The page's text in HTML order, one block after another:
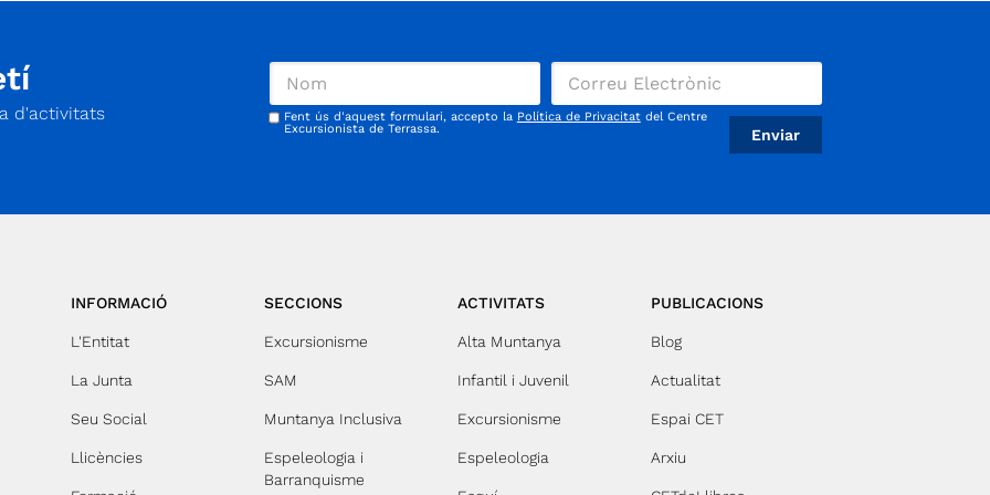
l'Ajuntament de Vacarisses,
col·laboració de l'A.E.
VacarissesCorre, ha superat amb
èxit el procés d'avaluació i
certificació de sostenibilitat per a
del Centre en la protecció del
amb un esport responsable i
tres anys, destaca les accions
espais naturals i promoure la
conscienciació ambiental entre
d'activitats Fent ús d'aquest formulari, accepto la Política de Privacitatdel Centre
Excursionista de Terrassa.
INFORMACIÓ
L'Entitat
La Junta
Seu Social
Llicències
SECCIONS
Excursionisme
SAM
Muntanya Inclusiva
Espeleologia i
Barranquisme
ACTIVITATS
Alta Muntanya
Infantil i Juvenil
Excursionisme
Espeleologia
PUBLICACIONS
Blog
Actualitat
Espai CET
Arxiu